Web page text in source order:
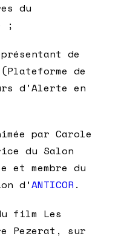
du
;
de
de
d’Alerte en
par Carole
du Salon
membre du
d’ANTICOR .
film Les
Pezerat, sur